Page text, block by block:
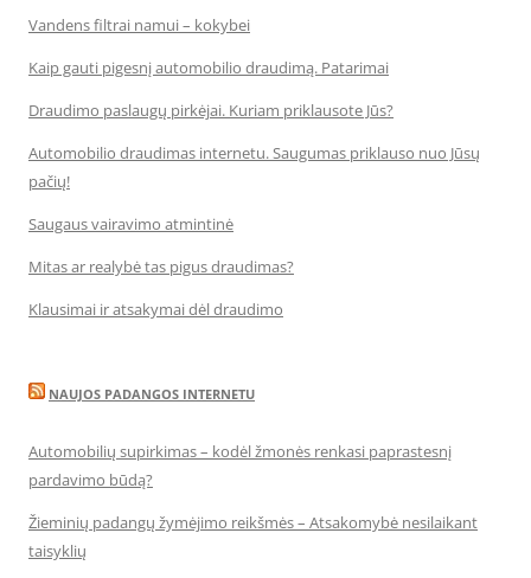
Vandens filtrai namui – kokybei
Kaip gauti pigesnį automobilio draudimą. Patarimai
Draudimo paslaugų pirkėjai. Kuriam priklausote Jūs?
Automobilio draudimas internetu. Saugumas priklauso nuo Jūsų
pačių!
Saugaus vairavimo atmintinė
Mitas ar realybė tas pigus draudimas?
Klausimai ir atsakymai dėl draudimo
NAUJOS PADANGOS INTERNETU
Automobilių supirkimas – kodėl žmonės renkasi paprastesnį
pardavimo būdą?
Žieminių padangų žymėjimo reikšmės – Atsakomybė nesilaikant
taisyklių